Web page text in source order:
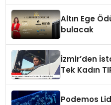
Altın Ege
bulacak
İzmir’den
Tek Kadın
Podemos